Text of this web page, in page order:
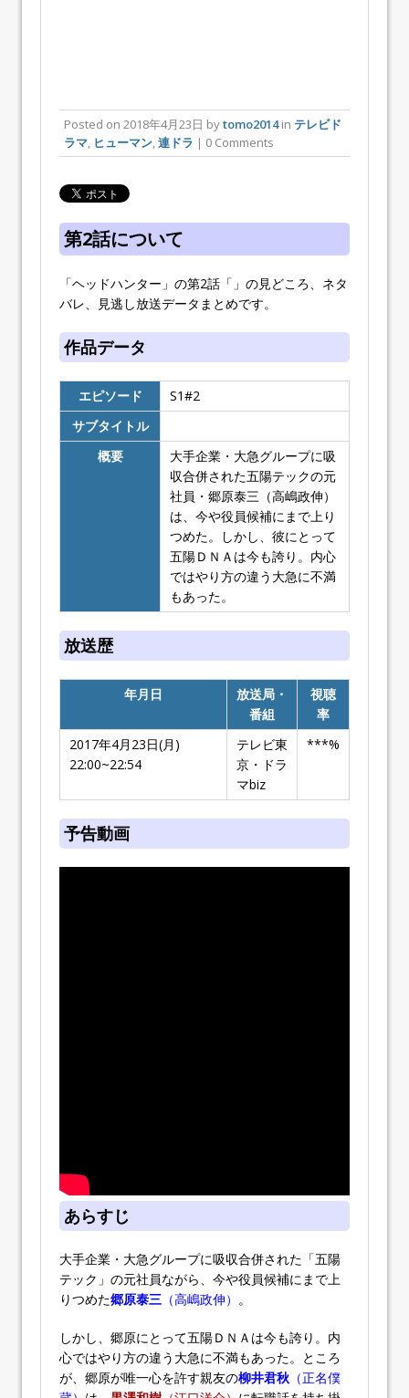
Posted on 2018年4月23日 bytomo2014in テレビド
ラマ, ヒューマン,連ドラ | 0 Comments
第2話について
「ヘッドハンター」の第2話「 」の見どころ、ネタ
バレ、見逃し放送データまとめです。
作品データ
エピソード
S1#2
サブタイトル
概要
大手企業・大急グループに吸
収合併された五陽テックの元
社員・郷原泰三（高嶋政伸）
は、今や役員候補にまで上り
つめた。しかし、彼にとって
五陽ＤＮＡは今も誇り。内心
ではやり方の違う大急に不満
もあった。
放送歴
年月日
放送局・
番組
視聴
率
2017年4月23日(月)
22:00~22:54
テレビ東
京・ドラ
マbiz
***%
予告動画
あらすじ
大手企業・大急グループに吸収合併された「五陽
テック」の元社員ながら、今や役員候補にまで上
りつめた郷原泰三 （高嶋政伸） 。
しかし、郷原にとって五陽ＤＮＡは今も誇り。内
心ではやり方の違う大急に不満もあった。ところ
が、郷原が唯一心を許す親友の柳井君秋 （正名僕